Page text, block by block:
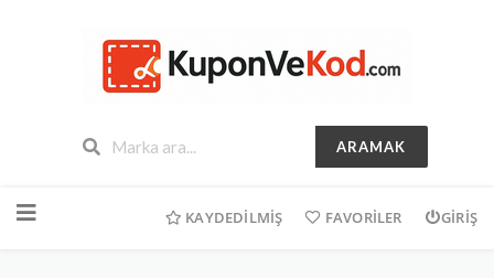
ARAMAK
geç
KAYDEDILMIŞ FAVORILER GIRIŞ